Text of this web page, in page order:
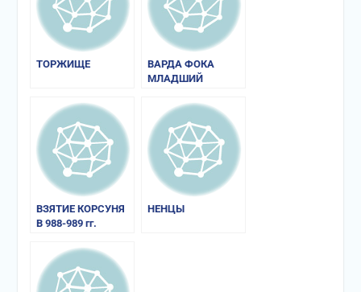
ТОРЖИЩЕ
ВАРДА ФОКА
МЛАДШИЙ
ВЗЯТИЕ КОРСУНЯ
В 988-989 гг.
НЕНЦЫ